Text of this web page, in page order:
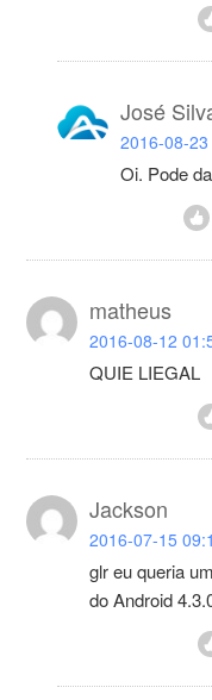
José
2016-08-
Oi. Pode
matheus
2016-08-12
QUIE LIEGAL
Jackson
2016-07-15
glr eu queria
do Android